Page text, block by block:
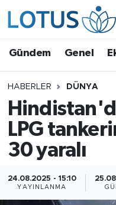
Gündem Genel
HABERLER DÜNYA
LPG
30 yaralı
24.08.2025 - 15:10
YAYINLANMA
Ekonomi
Dünya
Politika